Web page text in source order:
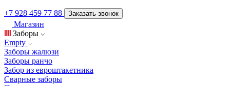
+7 928 459 77 88 Заказать звонок
Магазин
Заборы
Empty
Заборы жалюзи
Заборы ранчо
Забор из евроштакетника
Сварные заборы